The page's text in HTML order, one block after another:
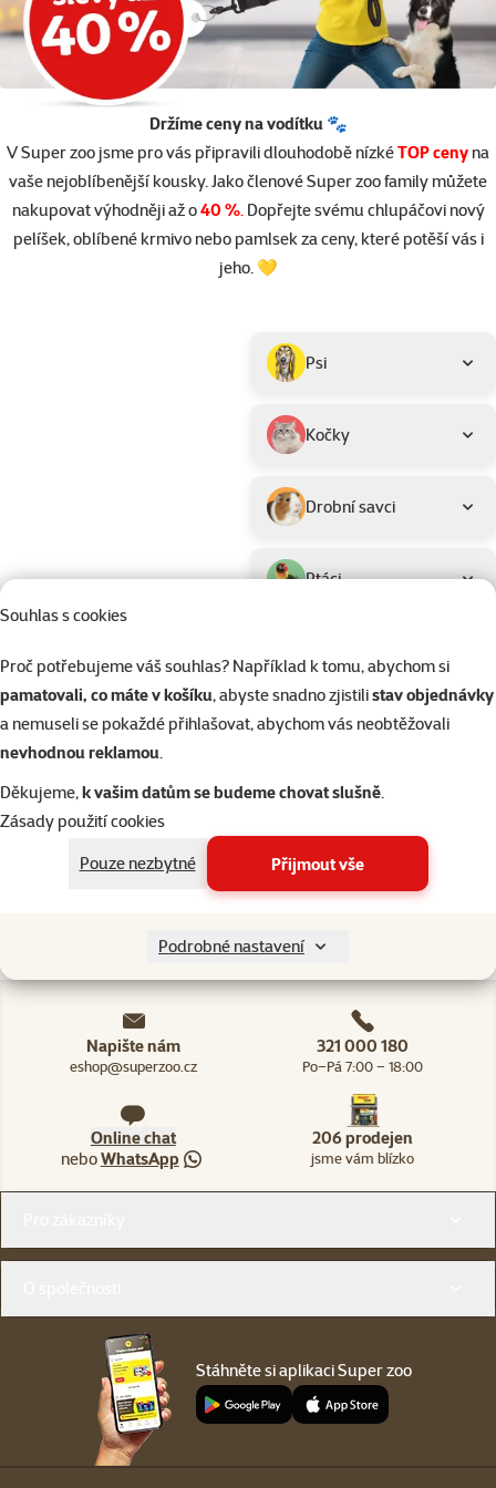
Souhlas s cookies
Proč potřebujeme váš souhlas? Například k tomu, abychom si
pamatovali, co máte v košíku, abyste snadno zjistilistav objednávky
a nemuseli se pokaždé přihlašovat, abychom vás neobtěžovali
nevhodnou reklamou.
Děkujeme,k vašim datům se budeme chovat slušně.
Zásady použití cookies
Pouze nezbytné
Přijmout vše
Podrobné nastavení
Držíme ceny na vodítku 🐾
V Super zoo jsme pro vás připravili dlouhodobě nízkéTOP ceny na
vaše nejoblíbenější kousky. Jako členové Super zoo family můžete
nakupovat výhodněji až o40 %.Dopřejte svému chlupáčovi nový
pelíšek, oblíbené krmivo nebo pamlsek za ceny, které potěší vás i
jeho. 💛
Podkategorie
Psi
Kočky
Drobní savci
Ptáci
Teraristika
Filtrovat 2
Kočky > Potřeby pro krmení
Nenalezeny žádné produkty
Napište nám
eshop@superzoo.cz
321 000 180
Po–Pá 7:00 – 18:00
Online chat
neboWhatsApp
206 prodejen
jsme vám blízko
Stáhněte si aplikaci Super zoo